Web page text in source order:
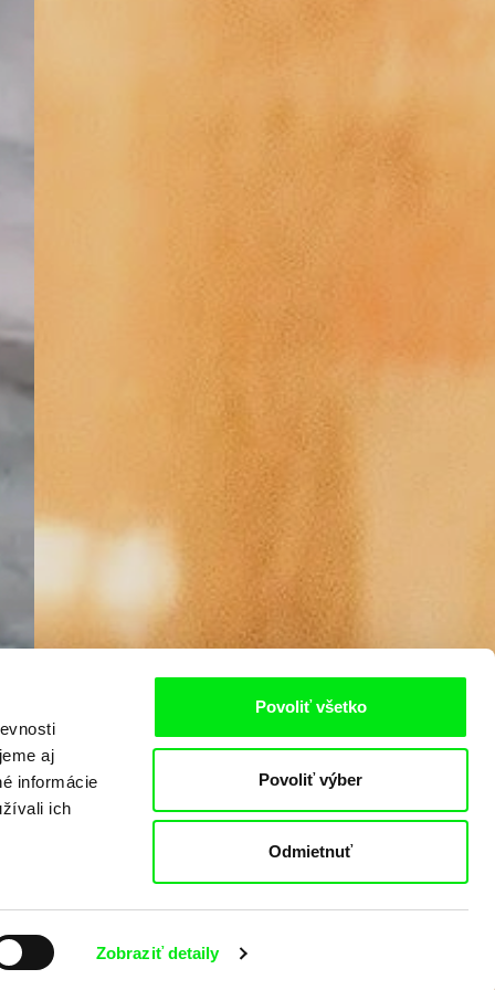
aj
informácie
ich
Zobraziť detaily
Povoliť všetko
Povoliť výber
Odmietnuť